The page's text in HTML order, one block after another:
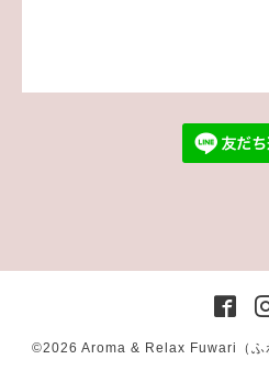
©2026 Aroma & Relax Fuwari（ふ